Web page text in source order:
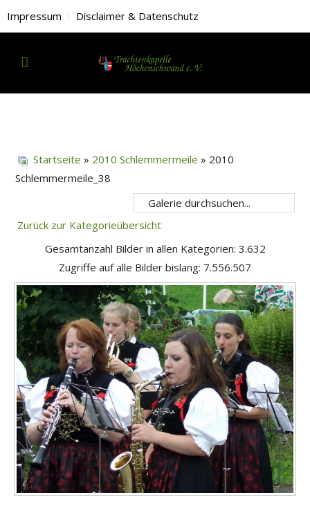
Impressum Disclaimer & Datenschutz
Startseite » 2010 Schlemmermeile » 2010
Schlemmermeile_38
Zurück zur Kategorieübersicht
Gesamtanzahl Bilder in allen Kategorien: 3.632
Zugriffe auf alle Bilder bislang: 7.556.507